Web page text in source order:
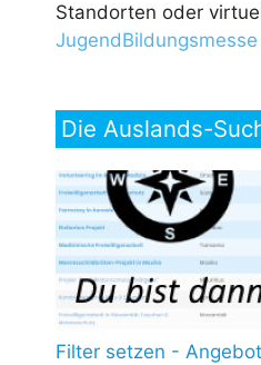
Standorten oder
JugendBildungsmesse
Die Auslands-
Filter setzen -